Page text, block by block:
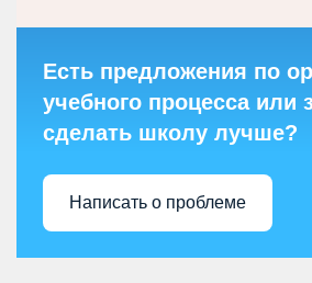
Есть предложения по
учебного процесса или
сделать школу лучше?
Написать о проблеме